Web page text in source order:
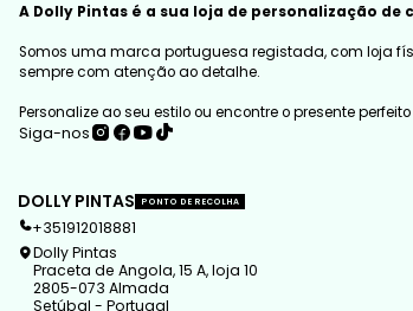
A Dolly Pintas é a sua loja de personalização de
Somos uma marca portuguesa registada, com loja
sempre com atenção ao detalhe.
Personalize ao seu estilo ou encontre o presente
Siga-nos
DOLLY PINTAS PONTO DE RECOLHA
+351912018881
Dolly Pintas
Praceta de Angola, 15 A, loja 10
2805-073 Almada
Setúbal - Portugal